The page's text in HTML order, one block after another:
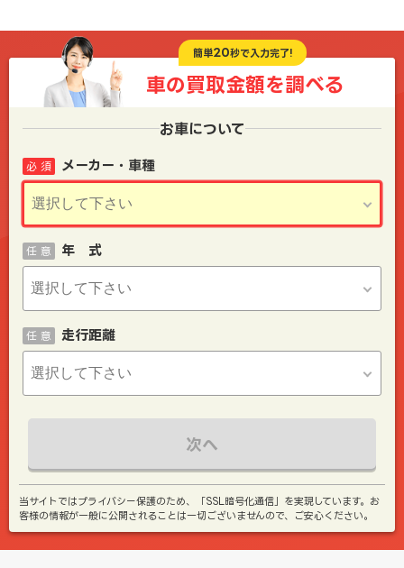
簡単20秒で入力完了!
車の買取金額を調べる
お車について
メーカー・車種
必 須
年 式
任 意
走行距離
任 意
次へ
当サイトではプライバシー保護のため、「SSL暗号化通信」を実現しています。お
客様の情報が一般に公開されることは一切ございませんので、ご安心ください。